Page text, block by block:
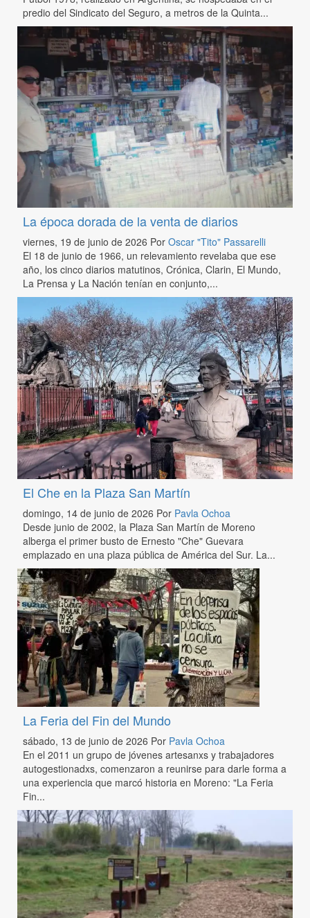
predio del Sindicato del Seguro, a metros de la Quinta...
La época dorada de la venta de diarios
viernes, 19 de junio de 2026 Por Oscar "Tito" Passarelli
El 18 de junio de 1966, un relevamiento revelaba que ese
año, los cinco diarios matutinos, Crónica, Clarin, El Mundo,
La Prensa y La Nación tenían en conjunto,...
El Che en la Plaza San Martín
domingo, 14 de junio de 2026 Por Pavla Ochoa
Desde junio de 2002, la Plaza San Martín de Moreno
alberga el primer busto de Ernesto "Che" Guevara
emplazado en una plaza pública de América del Sur. La...
La Feria del Fin del Mundo
sábado, 13 de junio de 2026 Por Pavla Ochoa
En el 2011 un grupo de jóvenes artesanxs y trabajadores
autogestionadxs, comenzaron a reunirse para darle forma a
una experiencia que marcó historia en Moreno: "La Feria
Fin...